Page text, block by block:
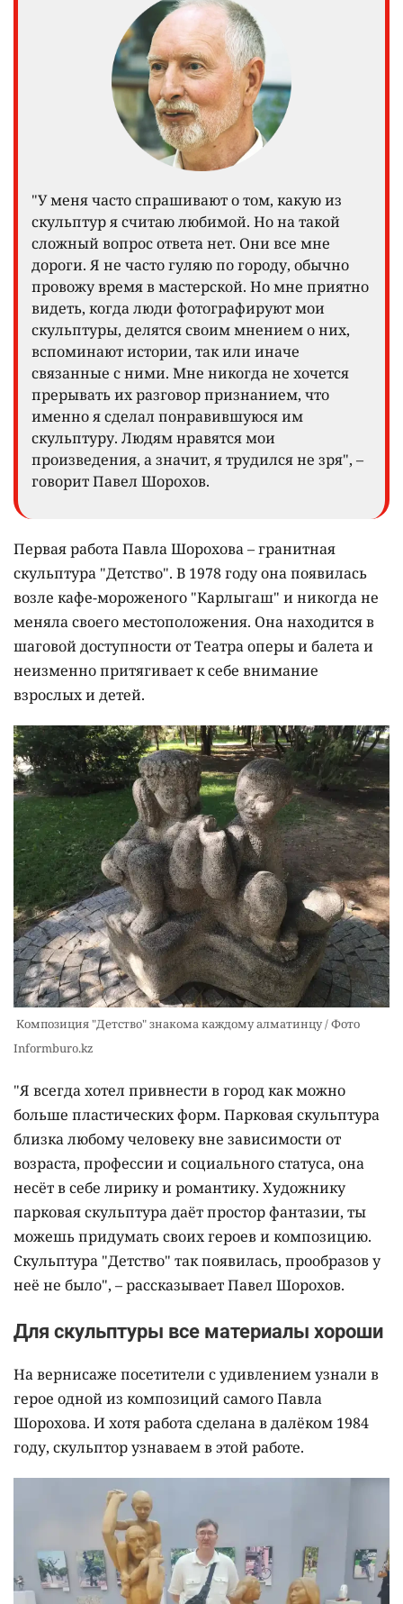
"У меня часто спрашивают о том, какую из
скульптур я считаю любимой. Но на такой
сложный вопрос ответа нет. Они все мне
дороги. Я не часто гуляю по городу, обычно
провожу время в мастерской. Но мне приятно
видеть, когда люди фотографируют мои
скульптуры, делятся своим мнением о них,
вспоминают истории, так или иначе
связанные с ними. Мне никогда не хочется
прерывать их разговор признанием, что
именно я сделал понравившуюся им
скульптуру. Людям нравятся мои
произведения, а значит, я трудился не зря", –
говорит Павел Шорохов.
Первая работа Павла Шорохова – гранитная
скульптура "Детство". В 1978 году она появилась
возле кафе-мороженого "Карлыгаш" и никогда не
меняла своего местоположения. Она находится в
шаговой доступности от Театра оперы и балета и
неизменно притягивает к себе внимание
взрослых и детей.
Композиция "Детство" знакома каждому алматинцу / Фото
Informburo.kz
"Я всегда хотел привнести в город как можно
больше пластических форм. Парковая скульптура
близка любому человеку вне зависимости от
возраста, профессии и социального статуса, она
несёт в себе лирику и романтику. Художнику
парковая скульптура даёт простор фантазии, ты
можешь придумать своих героев и композицию.
Скульптура "Детство" так появилась, прообразов у
неё не было", – рассказывает Павел Шорохов.
Для скульптуры все материалы хороши
На вернисаже посетители с удивлением узнали в
герое одной из композиций самого Павла
Шорохова. И хотя работа сделана в далёком 1984
году, скульптор узнаваем в этой работе.